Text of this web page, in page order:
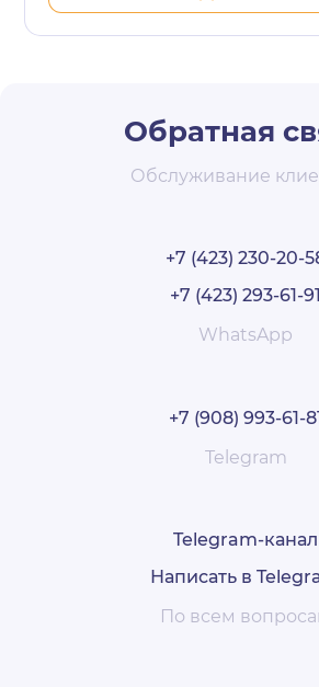
Обратная
Обслуживание
+7 (423) 230-20-
+7 (423) 293-61-91
WhatsApp
+7 (908) 993-61-
Telegram
Telegram-канал
Написать в
По всем